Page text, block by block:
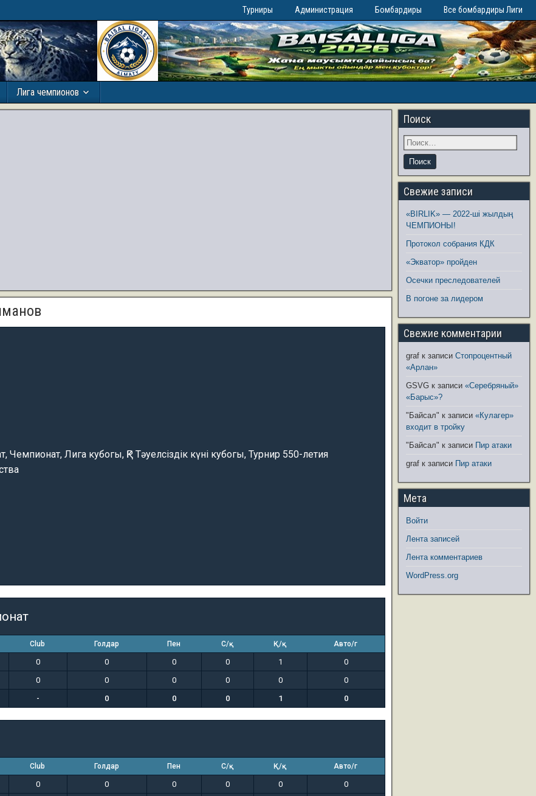
Турниры Администрация Бомбардиры Все бомбардиры Лиги
Лига чемпионов
Чемпионат, Лига кубогы, ҚР Тәуелсіздік күні кубогы, Турнир 550-летия
Club Голдар Пен С/қ Қ/қ Авто/г
0 0 0 0 1
0
0 0 0 0 0
0
- 0 0 0 1 0
Club Голдар Пен С/қ Қ/қ Авто/г
0 0 0 0 0
0
Поиск
Свежие записи
«BIRLIK» — 2022-ші жылдың
ЧЕМПИОНЫ!
Протокол собрания КДК
«Экватор» пройден
Осечки преследователей
В погоне за лидером
Свежие комментарии
graf к записиСтопроцентный
«Арлан»
GSVG к записи«Серебряный»
«Барыс»?
"Байсал" к записи«Кулагер»
входит в тройку
"Байсал" к записи Пир атаки
graf к записи Пир атаки
Мета
Войти
Лента записей
Лента комментариев
WordPress.org